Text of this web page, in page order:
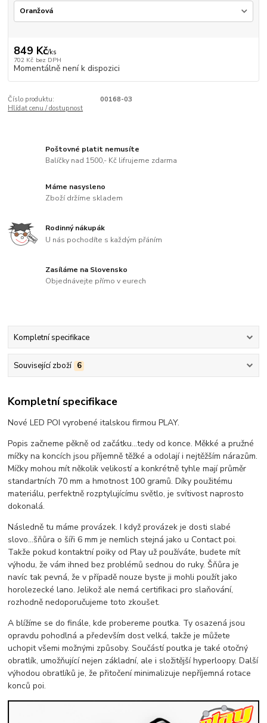
849 Kč/ks
702 Kč bez DPH
Momentálně není k dispozici
Číslo produktu:
00168-03
Hlídat cenu / dostupnost
Poštovné platit nemusíte
Balíčky nad 1500,- Kč lifrujeme zdarma
Máme nasysleno
Zboží držíme skladem
Rodinný nákupák
U nás pochodíte s každým přáním
Zasíláme na Slovensko
Objednávejte přímo v eurech
Kompletní specifikace
Související zboží 6
Kompletní specifikace
Nové LED POI vyrobené italskou firmou PLAY.
Popis začneme pěkně od začátku...tedy od konce. Měkké a pružné
míčky na koncích jsou příjemně těžké a odolají i nejtěžším nárazům.
Míčky mohou mít několik velikostí a konkrétně tyhle mají průměr
standartních 70 mm a hmotnost 100 gramů. Díky použitému
materiálu, perfektně rozptylujícímu světlo, je svítivost naprosto
dokonalá.
Následně tu máme provázek. I když provázek je dosti slabé
slovo...šňůra o šíři 6 mm je nemlich stejná jako u Contact poi.
Takže pokud kontaktní poiky od Play už používáte, budete mít
výhodu, že vám ihned bez problémů sednou do ruky. Šňůra je
navíc tak pevná, že v případě nouze byste ji mohli použít jako
horolezecké lano. Jelikož ale nemá certifikaci pro slaňování,
rozhodně nedoporučujeme toto zkoušet.
A blížíme se do finále, kde probereme poutka. Ty osazená jsou
opravdu pohodlná a především dost velká, takže je můžete
uchopit všemi možnými způsoby. Součástí poutka je také otočný
obratlík, umožňující nejen základní, ale i složitější hyperloopy. Další
výhodou obratlíků je, že přitočení minimalizuje nepříjemná rotace
konců poi.